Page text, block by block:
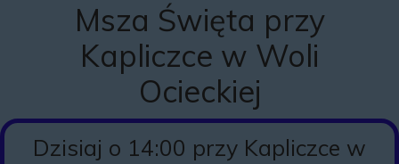
Msza Święta przy
Kapliczce w Woli
Ocieckiej
Dzisiaj o 14:00 przy Kapliczce w